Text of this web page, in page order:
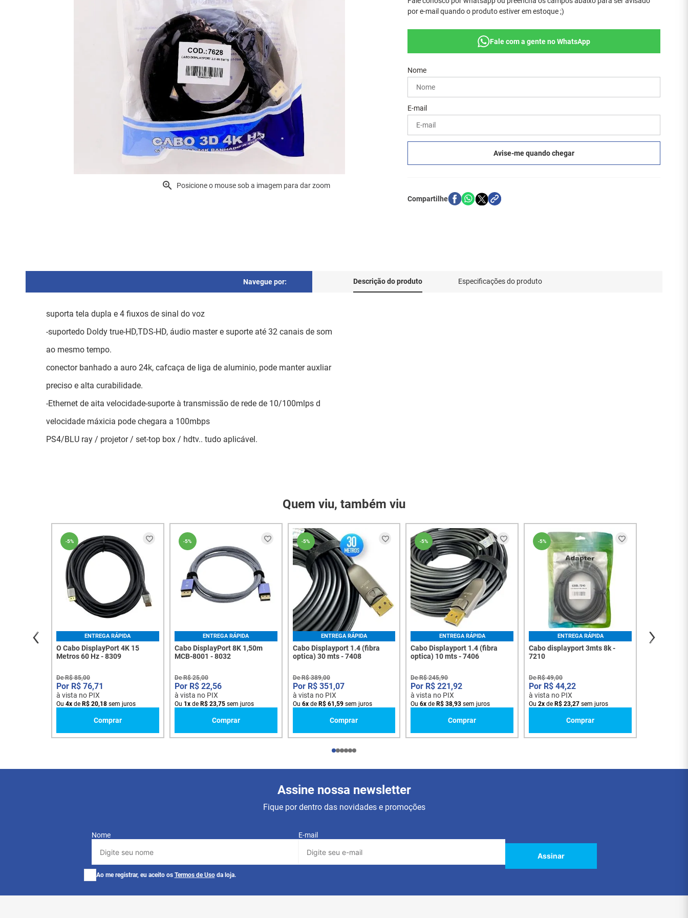
Posicione o mouse sob a imagem para dar zoom
por e-mail quando o produto estiver em estoque ;)
Fale com a gente no WhatsApp
Navegue por: Descrição do produto Especificações do produto
suporta tela dupla e 4 fiuxos de sinal do voz
-suportedo Doldy true-HD,TDS-HD, áudio master e suporte até 32 canais de som
ao mesmo tempo.
conector banhado a auro 24k, cafcaça de liga de aluminio, pode manter auxliar
preciso e alta curabilidade.
-Ethernet de aita velocidade-suporte à transmissão de rede de 10/100mlps d
velocidade máxicia pode chegara a 100mbps
PS4/BLU ray / projetor / set-top box / hdtv.. tudo aplicável.
Quem viu, também viu
-5%
ENTREGA RÁPIDA
O Cabo DisplayPort 4K 15
Metros 60 Hz - 8309
DeR$ 85,00
R$ 76,71
à vista no PIX
Ou 4x de R$ 20,18 sem juros
Comprar
-5%
ENTREGA RÁPIDA
Cabo DisplayPort 8K 1,50m
MCB-8001 - 8032
DeR$ 25,00
R$ 22,56
à vista no PIX
Ou 1xde R$ 23,75sem juros
Comprar
-5%
ENTREGA RÁPIDA
Cabo Displayport 1.4 (fibra
optica) 30 mts - 7408
DeR$ 389,00
R$ 351,07
à vista no PIX
Ou 6xde R$ 61 ,59sem juros
Comprar
-5%
ENTREGA RÁPIDA
Cabo Displayport 1.4 (fibra
optica) 10 mts - 7406
DeR$ 245,90
R$ 221,92
à vista no PIX
Ou6x deR$ 38,93 sem juros
Comprar
-5%
ENTREGA RÁPIDA
Cabo displayport 3mts 8k -
7210
DeR$ 49,00
R$ 44,22
à vista no PIX
Ou2x deR$ 23,27 sem juros
Comprar
Assine nossa newsletter
Fique por dentro das novidades e promoções
Nome E-mail
Assinar
Ao me registrar, eu aceito os Termos de Uso da loja.